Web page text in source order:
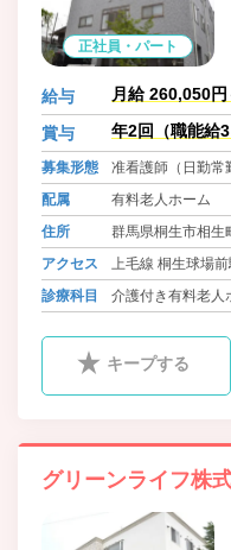
正社員・パート
給与 月給 260,050
賞与 年2回（職能給3
募集形態
准看護師（日勤常
配属
有料老人ホーム
住所
群馬県桐生市相生
アクセス
上毛線 桐生球場
わたらせ渓谷線 運
診療科目 介護付き有料老人
キープする
グリーンライフ株